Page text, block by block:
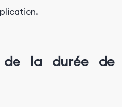
de la durée de